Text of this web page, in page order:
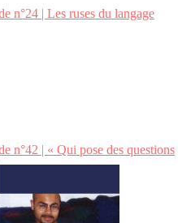
n°24 | Les ruses du langage
n°42 | « Qui pose des questions